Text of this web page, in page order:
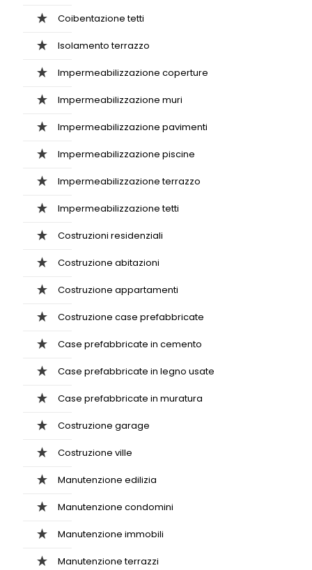
Coibentazione tetti
Isolamento terrazzo
Impermeabilizzazione coperture
Impermeabilizzazione muri
Impermeabilizzazione pavimenti
Impermeabilizzazione piscine
Impermeabilizzazione terrazzo
Impermeabilizzazione tetti
Costruzioni residenziali
Costruzione abitazioni
Costruzione appartamenti
Costruzione case prefabbricate
Case prefabbricate in cemento
Case prefabbricate in legno usate
Case prefabbricate in muratura
Costruzione garage
Costruzione ville
Manutenzione edilizia
Manutenzione condomini
Manutenzione immobili
Manutenzione terrazzi